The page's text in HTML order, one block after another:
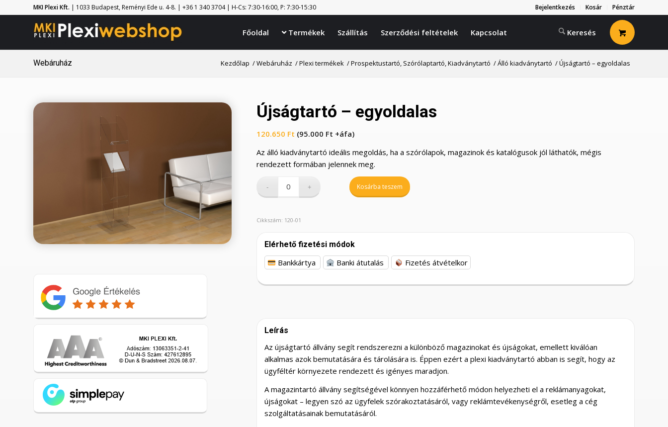
Bejelentkezés Kosár Pénztár
MKI Plexi Kft. | 1033 Budapest, Reményi Ede u. 4-8. | +36 1 340 3704 | H-Cs: 7:30-16:00, P: 7:30-15:30
Főoldal Termékek Szállítás Szerződési feltételek Kapcsolat
Webáruház Kezdőlap /Webáruház /Plexi termékek /Prospektustartó, Szórólaptartó, Kiadványtartó /Álló kiadványtartó /Újságtartó – egyoldalas
Újságtartó – egyoldalas
120.650 Ft (95.000 Ft +áfa)
Az álló kiadványtartó ideális megoldás, ha a szórólapok, magazinok és katalógusok jól láthatók, mégis
rendezett formában jelennek meg.
Kosárba teszem
Cikkszám: 120-01
Elérhető fizetési módok
Bankkártya Banki átutalás Fizetés átvételkor
Leírás
Az újságtartó állvány segít rendszerezni a különböző magazinokat és újságokat, emellett kiválóan
alkalmas azok bemutatására és tárolására is. Éppen ezért a plexi kiadványtartó abban is segít, hogy az
ügyféltér környezete rendezett és igényes maradjon.
A magazintartó állvány segítségével könnyen hozzáférhető módon helyezheti el a reklámanyagokat,
újságokat – legyen szó az ügyfelek szórakoztatásáról, vagy reklámtevékenységről, esetleg a cég
szolgáltatásainak bemutatásáról.